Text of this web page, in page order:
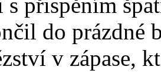
do prázdné
v zápase,